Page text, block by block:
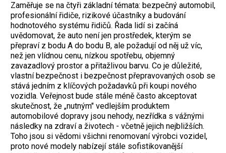
Zaměřuje se na čtyři základní témata: bezpečný automobil,
profesionální řidiče, rizikové účastníky a budování
hodnotového systému řidičů. Řada lidí si začíná
uvědomovat, že auto není jen prostředek, kterým se
přepraví z bodu A do bodu B, ale požadují od něj už víc,
než jen vlídnou cenu, nízkou spotřebu, objemný
zavazadlový prostor a přitažlivou barvu. Co je důležité,
vlastní bezpečnost i bezpečnost přepravovaných osob se
stává jedním z klíčových požadavků při koupi nového
vozidla. Veřejnost bude stále méně často akceptovat
skutečnost, že „nutným" vedlejším produktem
automobilové dopravy jsou nehody, nezřídka s vážnými
následky na zdraví a životech - včetně jejich nejbližších.
Toho jsou si vědomi všichni renomovaní výrobci vozidel,
proto nové modely nabízejí stále sofistikovanější